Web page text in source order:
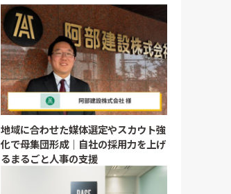
地域に合わせた媒体選定やスカウト強
化で母集団形成｜自社の採用力を上げ
るまるごと人事の支援